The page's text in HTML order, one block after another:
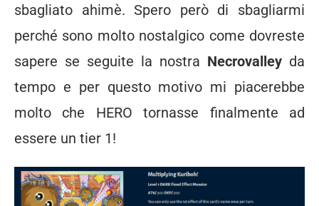
sbagliato ahimè. Spero però di sbagliarmi
perché sono molto nostalgico come dovreste
sapere se seguite la nostra Necrovalley da
tempo e per questo motivo mi piacerebbe
molto che HERO tornasse finalmente ad
essere un tier 1!